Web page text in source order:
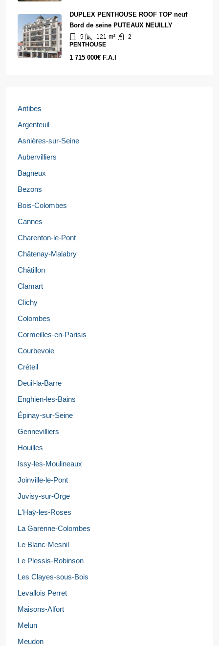
DUPLEX PENTHOUSE ROOF TOP neuf
Bord de seine PUTEAUX NEUILLY
5 121 m²
2
PENTHOUSE
1 715 000€ F.A.I
Antibes
Argenteuil
Asnières-sur-Seine
Aubervilliers
Bagneux
Bezons
Bois-Colombes
Cannes
Charenton-le-Pont
Châtenay-Malabry
Châtillon
Clamart
Clichy
Colombes
Cormeilles-en-Parisis
Courbevoie
Créteil
Deuil-la-Barre
Enghien-les-Bains
Épinay-sur-Seine
Gennevilliers
Houilles
Issy-les-Moulineaux
Joinville-le-Pont
Juvisy-sur-Orge
L'Haÿ-les-Roses
La Garenne-Colombes
Le Blanc-Mesnil
Le Plessis-Robinson
Les Clayes-sous-Bois
Levallois Perret
Maisons-Alfort
Melun
Meudon